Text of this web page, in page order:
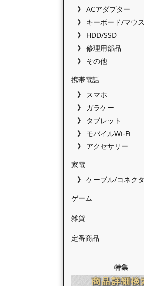
ACアダプター
キーボード/マウス
HDD/SSD
修理用部品
その他
携帯電話
スマホ
ガラケー
タブレット
モバイルWi-Fi
アクセサリー
家電
ケーブル/コネクタ
ゲーム
雑貨
定番商品
特集